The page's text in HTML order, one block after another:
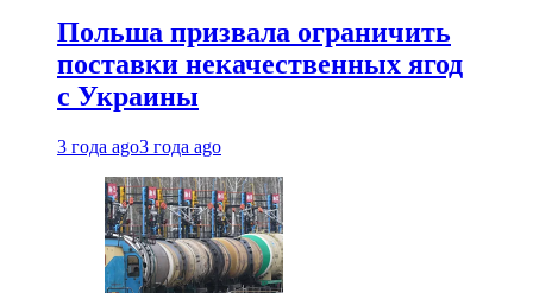
Польша призвала ограничить
поставки некачественных ягод
с Украины
3 года ago3 года ago